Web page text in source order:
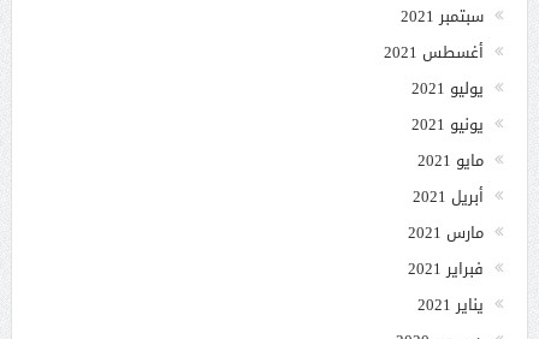
سبتمبر 2021
أغسطس 2021
يوليو 2021
يونيو 2021
مايو 2021
أبريل 2021
مارس 2021
فبراير 2021
يناير 2021